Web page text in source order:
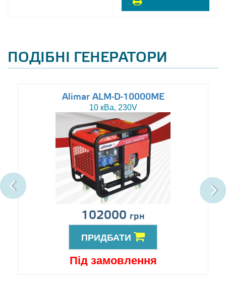
ПОДІБНІ ГЕНЕРАТОРИ
Alimar ALM-D-10000ME
10 кВа, 230V
102000 грн
ПРИДБАТИ
Під замовлення